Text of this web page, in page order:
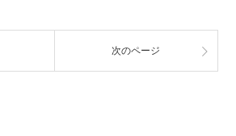
次のページ